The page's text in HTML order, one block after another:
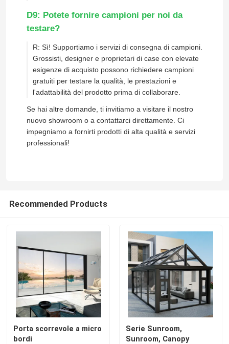
D9: Potete fornire campioni per noi da
testare?
R: Sì! Supportiamo i servizi di consegna di campioni.
Grossisti, designer e proprietari di case con elevate
esigenze di acquisto possono richiedere campioni
gratuiti per testare la qualità, le prestazioni e
l'adattabilità del prodotto prima di collaborare.
Se hai altre domande, ti invitiamo a visitare il nostro
nuovo showroom o a contattarci direttamente. Ci
impegniamo a fornirti prodotti di alta qualità e servizi
professionali!
Recommended Products
Porta scorrevole a micro
bordi
Serie Sunroom,
Sunroom, Canopy